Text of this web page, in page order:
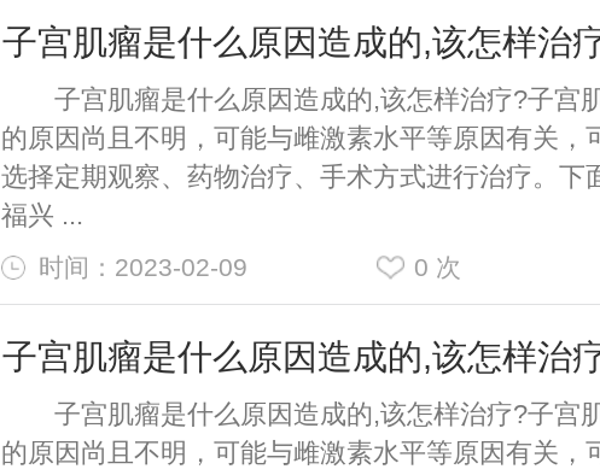
子宫肌瘤是什么原因造成的,该怎样治
子宫肌瘤是什么原因造成的,该怎样治疗?子宫
的原因尚且不明，可能与雌激素水平等原因有关，
选择定期观察、药物治疗、手术方式进行治疗。下
福兴 ...
时间：2023-02-09 0 次
子宫肌瘤是什么原因造成的,该怎样治
子宫肌瘤是什么原因造成的,该怎样治疗?子宫
的原因尚且不明，可能与雌激素水平等原因有关，